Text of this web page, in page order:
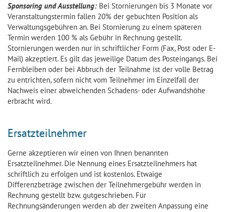
Sponsoring und Ausstellung: Bei Stornierungen bis 3 Monate vor
Veranstaltungstermin fallen 20% der gebuchten Position als
Verwaltungsgebühren an. Bei Stornierung zu einem späteren
Termin werden 100 % als Gebühr in Rechnung gestellt.
Stornierungen werden nur in schriftlicher Form (Fax, Post oder E-
Mail) akzeptiert. Es gilt das jeweilige Datum des Posteingangs. Bei
Fernbleiben oder bei Abbruch der Teilnahme ist der volle Betrag
zu entrichten, sofern nicht vom Teilnehmer im Einzelfall der
Nachweis einer abweichenden Schadens- oder Aufwandshöhe
erbracht wird.
Ersatzteilnehmer
Gerne akzeptieren wir einen von Ihnen benannten
Ersatzteilnehmer. Die Nennung eines Ersatzteilnehmers hat
schriftlich zu erfolgen und ist kostenlos. Etwaige
Differenzbeträge zwischen der Teilnehmergebühr werden in
Rechnung gestellt bzw. gutgeschrieben. Für
Rechnungsänderungen werden ab der zweiten Anpassung eine